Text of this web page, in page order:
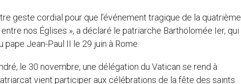
geste cordial pour que l’événement tragique de la quatrième
nos Églises », a déclaré le patriarche Bartholomée Ier, qui
Jean-Paul II le 29 juin à Rome.
le 30 novembre, une délégation du Vatican se rend à
vient participer aux célébrations de la fête des saints